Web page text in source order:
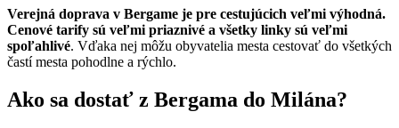
Verejná doprava v Bergame je pre cestujúcich veľmi výhodná.
Cenové tarify sú veľmi priaznivé a všetky linky sú veľmi
spoľahlivé. Vďaka nej môžu obyvatelia mesta cestovať do všetkých
častí mesta pohodlne a rýchlo.
Ako sa dostať z Bergama do Milána?